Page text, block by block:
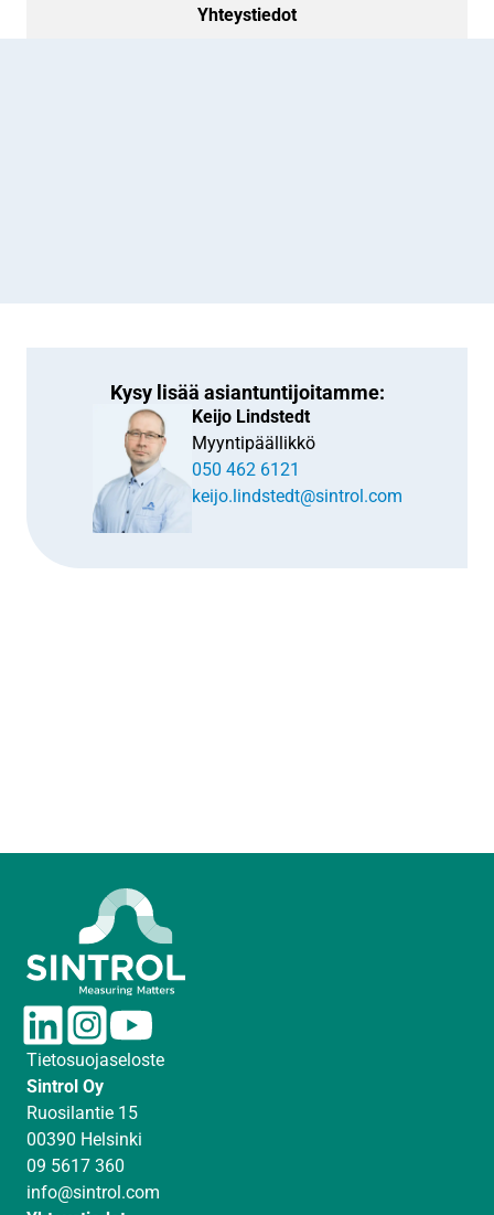
Yhteystiedot
Kysy lisää asiantuntijoitamme:
Keijo Lindstedt
Myyntipäällikkö
050 462 6121
keijo.lindstedt@sintrol.com
L
i
n
k
e
d
I
n
I
n
s
a
g
r
a
u
Tietosuojaseloste
Sintrol Oy
Ruosilantie 15
00390 Helsinki
09 5617 360
info@sintrol.com